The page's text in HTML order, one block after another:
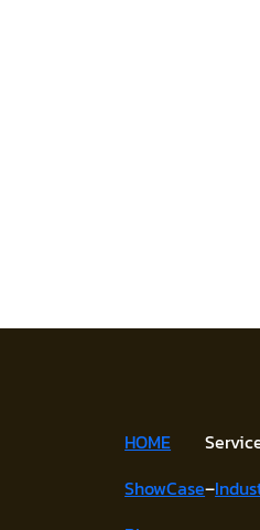
HOME
ShowCase–